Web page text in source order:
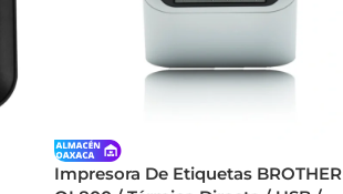
Impresora De Etiquetas BROTHER